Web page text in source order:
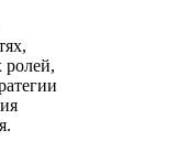
ролей,